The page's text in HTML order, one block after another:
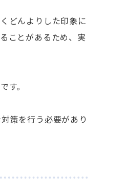
どんよりした印象に
ことがあるため、実
す。
策を行う必要があり